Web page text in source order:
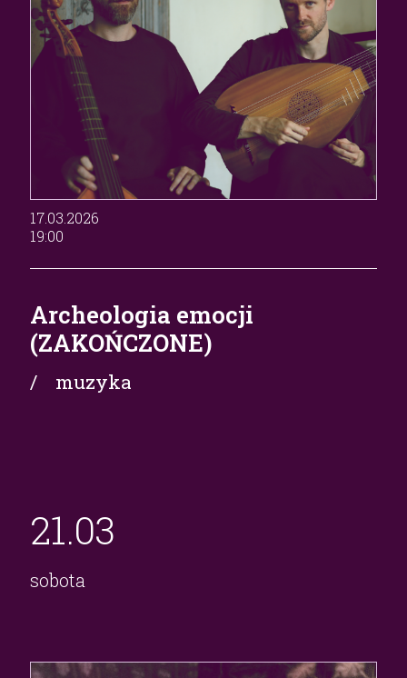
17.03.2026
19:00
Archeologia emocji
(ZAKOŃCZONE)
/ muzyka
21.03
sobota